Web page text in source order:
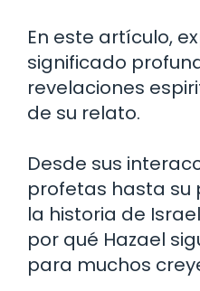
En este artículo,
significado
revelaciones
de su relato.
Desde sus
profetas hasta su
la historia de
por qué Hazael
para muchos